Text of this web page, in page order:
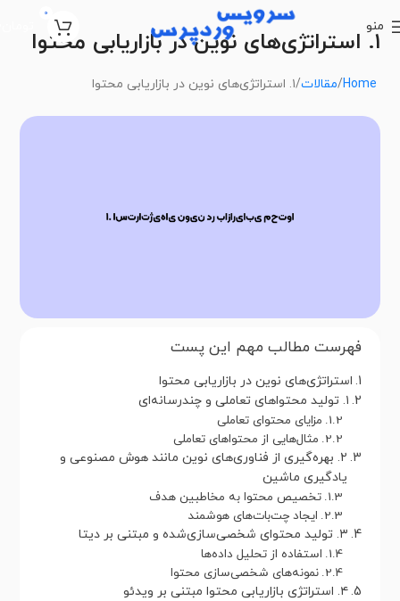
منو
0
۱. استراتژی‌های نوین در بازاریابی محتوا
Home مقالات ۱. استراتژی‌های نوین در بازاریابی محتوا
فهرست مطالب مهم این پست
استراتژی‌های نوین در بازاریابی محتوا
۱. تولید محتواهای تعاملی و چندرسانه‌ای
مزایای محتوای تعاملی
مثال‌هایی از محتواهای تعاملی
۲. بهره‌گیری از فناوری‌های نوین مانند هوش مصنوعی و
یادگیری ماشین
تخصیص محتوا به مخاطبین هدف
ایجاد چت‌بات‌های هوشمند
۳. تولید محتوای شخصی‌سازی‌شده و مبتنی بر دیتا
استفاده از تحلیل داده‌ها
نمونه‌های شخصی‌سازی محتوا
۴. استراتژی بازاریابی محتوا مبتنی بر ویدئو